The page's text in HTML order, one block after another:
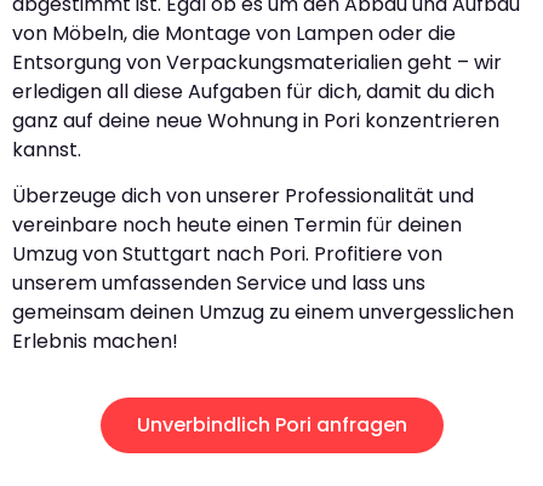
von Möbeln, die Montage von Lampen oder die
Entsorgung von Verpackungsmaterialien geht – wir
erledigen all diese Aufgaben für dich, damit du dich
ganz auf deine neue Wohnung in Pori konzentrieren
kannst.
Überzeuge dich von unserer Professionalität und
vereinbare noch heute einen Termin für deinen
Umzug von Stuttgart nach Pori. Profitiere von
unserem umfassenden Service und lass uns
gemeinsam deinen Umzug zu einem unvergesslichen
Erlebnis machen!
Unverbindlich Pori anfragen